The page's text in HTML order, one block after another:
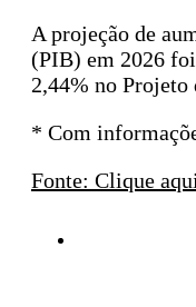
A projeção de
(PIB) em 2026
2,44% no
* Com
Fonte: Clique